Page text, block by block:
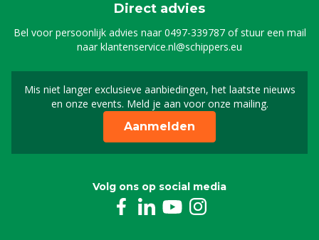
Direct advies
Bel voor persoonlijk advies naar0497-339787of stuur een mail
naarklantenservice.nl@schippers.eu
Mis niet langer exclusieve aanbiedingen, het laatste nieuws
en onze events. Meld je aan voor onze mailing.
Schrijf je in voor onze
Aanmelden
Volg ons op social media